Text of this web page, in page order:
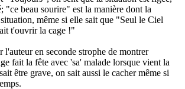
"ce beau sourire" est la manière dont la
même si elle sait que "Seul le Ciel
t'ouvrir la cage !"
l'auteur en seconde strophe de montrer
fait la fête avec 'sa' malade lorsque vient la
être grave, on sait aussi le cacher même si